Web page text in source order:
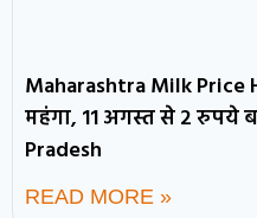
Maharashtra Milk Price
महंगा, 11 अगस्त से 2 रुपये
Pradesh
READ MORE »